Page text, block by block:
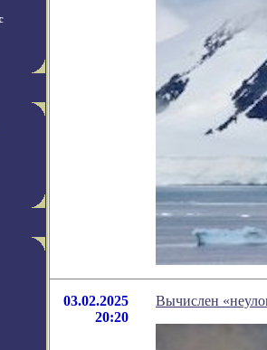
03.02.2025
20:20
Вычислен